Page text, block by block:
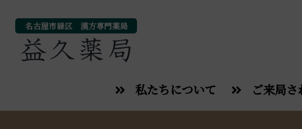
名古屋市緑区 漢方専門薬局
私たちについて ご来局